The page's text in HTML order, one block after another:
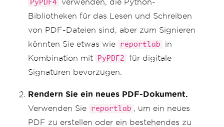
PyPDF4
verwenden, die Python-
Bibliotheken für das Lesen und Schreiben
von PDF-Dateien sind, aber zum Signieren
könnten Sie etwas wie
reportlab
in
Kombination mit
PyPDF2
für digitale
Signaturen bevorzugen.
Rendern Sie ein neues PDF-Dokument.
Verwenden Sie
reportlab , um ein neues
PDF zu erstellen oder ein bestehendes zu